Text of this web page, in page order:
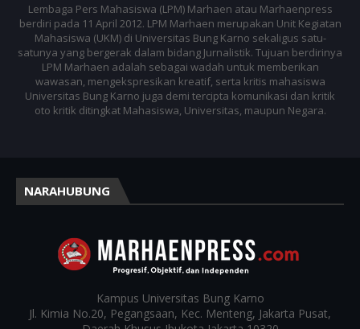
Lembaga Pers Mahasiswa (LPM) Marhaen atau Marhaenpress
berdiri pada 11 April 2012. LPM Marhaen merupakan Unit Kegiatan
Mahasiswa (UKM) di Universitas Bung Karno sekaligus satu-
satunya yang bergerak dalam bidang Jurnalistik. Tujuan berdirinya
LPM Marhaen adalah sebagai wadah untuk memberikan
wawasan, mengekspresikan kreatif, serta kritis mahasiswa
Universitas Bung Karno juga demi tercipta komunikasi dan kritik
oto kritik ditingkat Mahasiswa, Universitas, maupun Negara.
NARAHUBUNG
Kampus Universitas Bung Karno
Jl. Kimia No.20, Pegangsaan, Kec. Menteng, Jakarta Pusat,